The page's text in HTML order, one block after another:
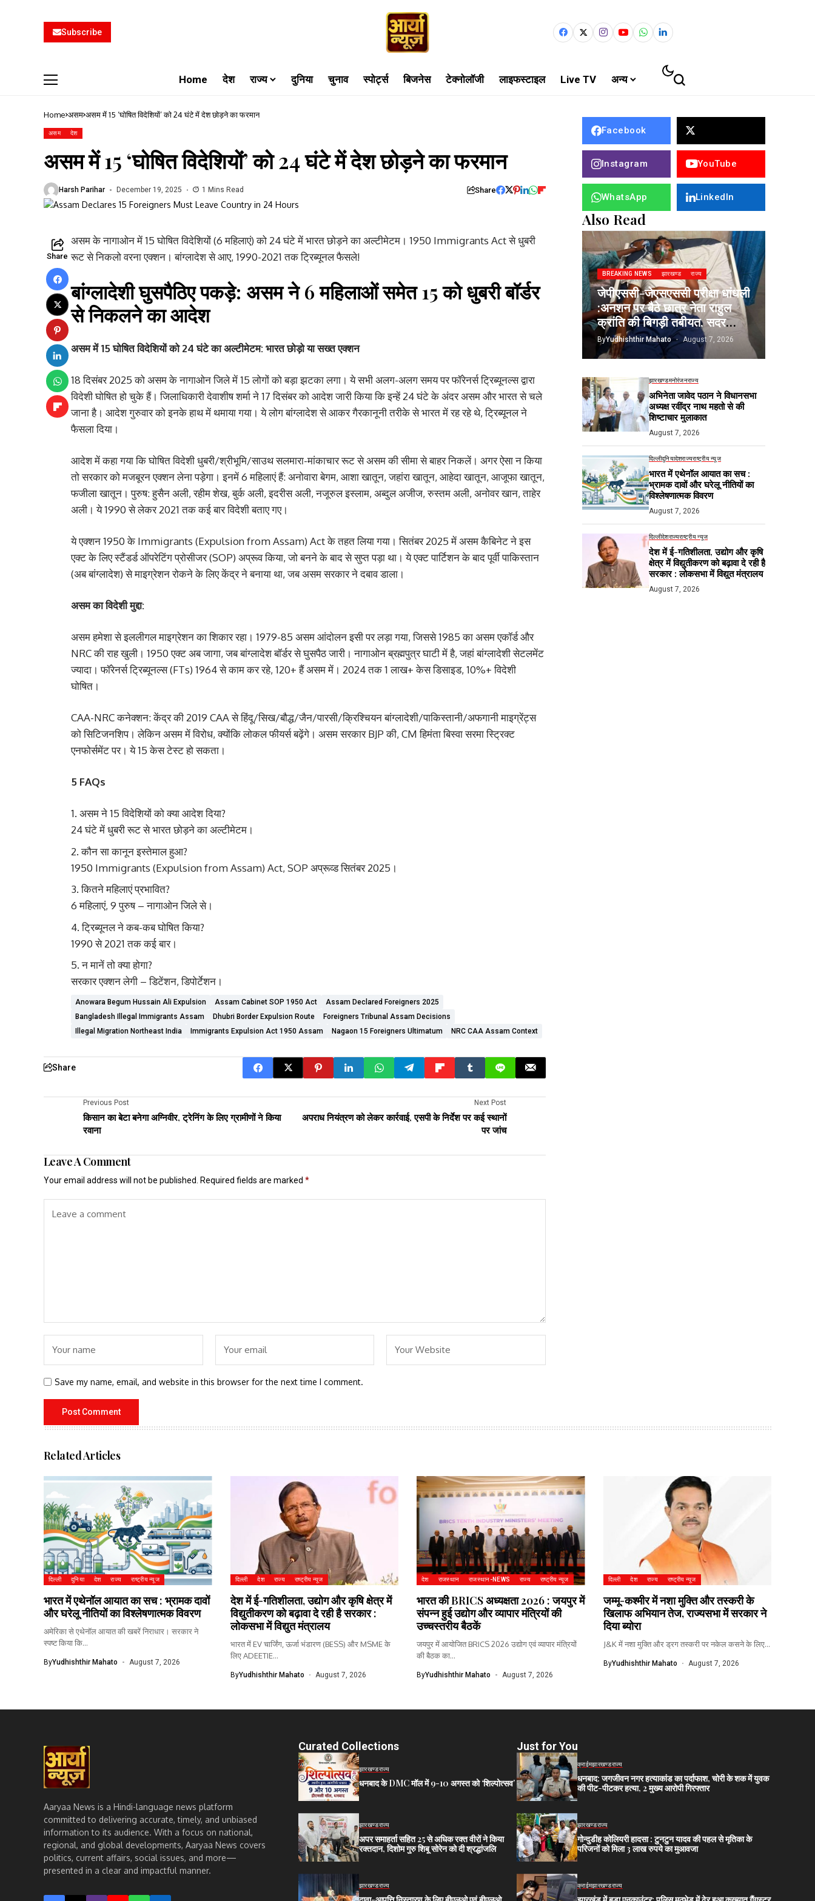
Subscribe
Home देश राज्य दुनिया चुनाव स्पोर्ट्स बिजनेस टेक्नोलॉजी लाइफस्टाइल Live TV अन्य
Home असम असम में 15 ‘घोषित विदेशियों’ को 24 घंटे में देश छोड़ने का फरमान
असम देश
असम में 15 ‘घोषित विदेशियों’ को 24 घंटे में देश छोड़ने का फरमान
Harsh Parihar December 19, 2025 1 Mins Read Share
Share
असम के नागाओन में 15 घोषित विदेशियों (6 महिलाएं) को 24 घंटे में भारत छोड़ने का अल्टीमेटम। 1950 Immigrants Act से धुबरी
रूट से निकलो वरना एक्शन। बांग्लादेश से आए, 1990-2021 तक ट्रिब्यूनल फैसले!
बांग्लादेशी घुसपैठिए पकड़े: असम ने 6 महिलाओं समेत 15 को धुबरी बॉर्डर
से निकलने का आदेश
असम में 15 घोषित विदेशियों को 24 घंटे का अल्टीमेटम: भारत छोड़ो या सख्त एक्शन
18 दिसंबर 2025 को असम के नागाओन जिले में 15 लोगों को बड़ा झटका लगा। ये सभी अलग-अलग समय पर फॉरेनर्स ट्रिब्यूनल्स द्वारा
विदेशी घोषित हो चुके हैं। जिलाधिकारी देवाशीष शर्मा ने 17 दिसंबर को आदेश जारी किया कि इन्हें 24 घंटे के अंदर असम और भारत से चले
जाना है। आदेश गुरुवार को इनके हाथ में थमाया गया। ये लोग बांग्लादेश से आकर गैरकानूनी तरीके से भारत में रह रहे थे, ट्रिब्यूनल ने
फैसला दिया।
आदेश में कहा गया कि घोषित विदेशी धुबरी/श्रीभूमि/साउथ सलमारा-मांकाचार रूट से असम की सीमा से बाहर निकलें। अगर ऐसा न किया
तो सरकार को मजबूरन एक्शन लेना पड़ेगा। इनमें 6 महिलाएं हैं: अनोवारा बेगम, आशा खातून, जहांरा खातून, आहेदा खातून, आजूफा खातून,
फजीला खातून। पुरुष: हुसैन अली, रहीम शेख, बुर्क अली, इदरीस अली, नजूरुल इस्लाम, अब्दुल अजीज, रुस्तम अली, अनोवर खान, ताहेर
अली। ये 1990 से लेकर 2021 तक कई बार विदेशी बताए गए।
ये एक्शन 1950 के Immigrants (Expulsion from Assam) Act के तहत लिया गया। सितंबर 2025 में असम कैबिनेट ने इस
एक्ट के लिए स्टैंडर्ड ऑपरेटिंग प्रोसीजर (SOP) अप्रूव किया, जो बनने के बाद से सुप्त पड़ा था। ये एक्ट पार्टिशन के बाद पूर्वी पाकिस्तान
(अब बांग्लादेश) से माइग्रेशन रोकने के लिए केंद्र ने बनाया था, जब असम सरकार ने दबाव डाला।
असम का विदेशी मुद्दा:
असम हमेशा से इललीगल माइग्रेशन का शिकार रहा। 1979-85 असम आंदोलन इसी पर लड़ा गया, जिससे 1985 का असम एकॉर्ड और
NRC की राह खुली। 1950 एक्ट अब जागा, जब बांग्लादेश बॉर्डर से घुसपैठ जारी। नागाओन ब्रह्मपुत्र घाटी में है, जहां बांग्लादेशी सेटलमेंट
ज्यादा। फॉरेनर्स ट्रिब्यूनल्स (FTs) 1964 से काम कर रहे, 120+ हैं असम में। 2024 तक 1 लाख+ केस डिसाइड, 10%+ विदेशी
घोषित।
CAA-NRC कनेक्शन: केंद्र की 2019 CAA से हिंदू/सिख/बौद्ध/जैन/पारसी/क्रिश्चियन बांग्लादेशी/पाकिस्तानी/अफगानी माइग्रेंट्स
को सिटिजनशिप। लेकिन असम में विरोध, क्योंकि लोकल फीयर्स बढ़ेंगे। असम सरकार BJP की, CM हिमंता बिस्वा सरमा स्ट्रिक्ट
एनफोर्समेंट पर। ये 15 केस टेस्ट हो सकता।
5 FAQs
असम ने 15 विदेशियों को क्या आदेश दिया?
24 घंटे में धुबरी रूट से भारत छोड़ने का अल्टीमेटम।
कौन सा कानून इस्तेमाल हुआ?
1950 Immigrants (Expulsion from Assam) Act, SOP अप्रूव्ड सितंबर 2025।
कितने महिलाएं प्रभावित?
6 महिलाएं, 9 पुरुष – नागाओन जिले से।
ट्रिब्यूनल ने कब-कब घोषित किया?
1990 से 2021 तक कई बार।
न मानें तो क्या होगा?
सरकार एक्शन लेगी – डिटेंशन, डिपोर्टेशन।
Anowara Begum Hussain Ali Expulsion Assam Cabinet SOP 1950 Act
Assam Declared Foreigners 2025
Bangladesh Illegal Immigrants Assam
Dhubri Border Expulsion Route
Foreigners Tribunal Assam Decisions
Illegal Migration Northeast India
Immigrants Expulsion Act 1950 Assam Nagaon 15 Foreigners Ultimatum NRC CAA Assam Context
Share
Previous Post
किसान का बेटा बनेगा अग्निवीर, ट्रेनिंग के लिए ग्रामीणों ने किया
रवाना
Next Post
अपराध नियंत्रण को लेकर कार्रवाई, एसपी के निर्देश पर कई स्थानों
पर जांच
Leave A Comment
Your email address will not be published. Required fields are marked *
Save my name, email, and website in this browser for the next time I comment.
Facebook
Instagram YouTube
WhatsApp LinkedIn
Also Read
BREAKING NEWS झारखण्ड राज्य
जेपीएससी-जेएसएससी परीक्षा धांधली
:अनशन पर बैठे छात्र नेता राहुल
क्रांति की बिगड़ी तबीयत, सदर
अस्पताल में भर्ती
ByYudhishthir Mahato August 7, 2026
झारखण्डमनोरंजनराज्य
अभिनेता जावेद पठान ने विधानसभा
अध्यक्ष रवींद्र नाथ महतो से की
शिष्टाचार मुलाकात
August 7, 2026
दिल्लीदुनियादेशराज्यराष्ट्रीय न्यूज
भारत में एथेनॉल आयात का सच :
भ्रामक दावों और घरेलू नीतियों का
विश्लेषणात्मक विवरण
August 7, 2026
दिल्लीदेशराज्यराष्ट्रीय न्यूज
देश में ई-गतिशीलता, उद्योग और कृषि
क्षेत्र में विद्युतीकरण को बढ़ावा दे रही है
सरकार : लोकसभा में विद्युत मंत्रालय
August 7, 2026
Related Articles
दिल्ली दुनिया देश राज्य राष्ट्रीय न्यूज
भारत में एथेनॉल आयात का सच : भ्रामक दावों
और घरेलू नीतियों का विश्लेषणात्मक विवरण
अमेरिका से एथेनॉल आयात की खबरें निराधार। सरकार ने
स्पष्ट किया कि...
ByYudhishthir Mahato August 7, 2026
दिल्ली देश राज्य राष्ट्रीय न्यूज
देश में ई-गतिशीलता, उद्योग और कृषि क्षेत्र में
विद्युतीकरण को बढ़ावा दे रही है सरकार :
लोकसभा में विद्युत मंत्रालय
भारत में EV चार्जिंग, ऊर्जा भंडारण (BESS) और MSME के
लिए ADEETIE...
ByYudhishthir Mahato August 7, 2026
देश राजस्थान राजस्थान-NEWS राज्य राष्ट्रीय न्यूज
भारत की BRICS अध्यक्षता 2026 : जयपुर में
संपन्न हुई उद्योग और व्यापार मंत्रियों की
उच्चस्तरीय बैठकें
जयपुर में आयोजित BRICS 2026 उद्योग एवं व्यापार मंत्रियों
की बैठक का...
ByYudhishthir Mahato August 7, 2026
दिल्ली देश राज्य राष्ट्रीय न्यूज
जम्मू-कश्मीर में नशा मुक्ति और तस्करी के
खिलाफ अभियान तेज, राज्यसभा में सरकार ने
दिया ब्योरा
J&K में नशा मुक्ति और ड्रग तस्करी पर नकेल कसने के लिए...
ByYudhishthir Mahato August 7, 2026
Aaryaa News is a Hindi-language news platform
committed to delivering accurate, timely, and unbiased
information to its audience. With a focus on national,
regional, and global developments, Aaryaa News covers
politics, current affairs, social issues, and more—
presented in a clear and impactful manner.
Curated Collections
झारखण्डराज्य
धनबाद के DMC मॉल में 9-10 अगस्त को ‘शिल्पोत्सव’
झारखण्डराज्य
अपर समाहर्ता सहित 25 से अधिक रक्त वीरों ने किया
रक्तदान, दिशोम गुरु शिबू सोरेन को दी श्रद्धांजलि
झारखण्डराज्य
Just for You
क्राईमझारखण्डराज्य
धनबाद: जगजीवन नगर हत्याकांड का पर्दाफाश, चोरी के शक में युवक
की पीट-पीटकर हत्या, 2 मुख्य आरोपी गिरफ्तार
झारखण्डराज्य
गोन्दुडीह कोलियरी हादसा : टुनटुन यादव की पहल से मृतिका के
परिजनों को मिला 3 लाख रुपये का मुआवजा
क्राईमझारखण्डराज्य